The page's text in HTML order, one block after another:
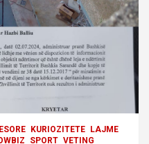
KURIOZITETE
LAJME
SPORT VETING